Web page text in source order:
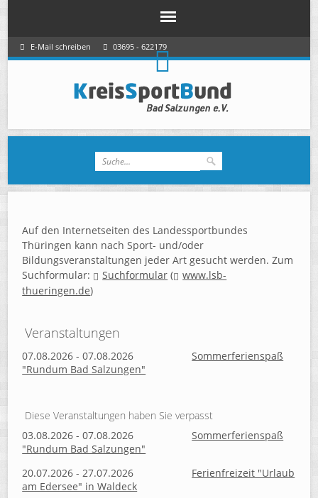
E-Mail schreiben 03695 - 622179
Auf den Internetseiten des Landessportbundes
Thüringen kann nach Sport- und/oder
Bildungsveranstaltungen jeder Art gesucht werden. Zum
Suchformular:
Suchformular (
www.lsb-
thueringen.de)
Veranstaltungen
07.08.2026 - 07.08.2026
Sommerferienspaß
"Rundum Bad Salzungen"
Diese Veranstaltungen haben Sie verpasst
03.08.2026 - 07.08.2026
Sommerferienspaß
"Rundum Bad Salzungen"
20.07.2026 - 27.07.2026
Ferienfreizeit "Urlaub
am Edersee" in Waldeck